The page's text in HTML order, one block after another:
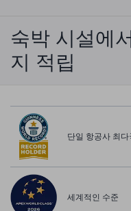
숙박 시설에
지 적립
단일 항공사 최
세계적인 수준